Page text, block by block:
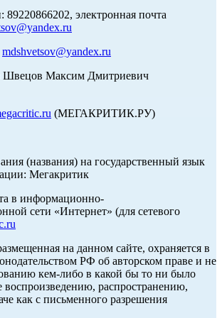
89220866202, электронная почта
mdshvetsov@yandex.ru
Швецов Максим Дмитриевич
(МЕГАКРИТИК.РУ)
(названия) на государственный язык
Мегакритик
в информационно-
сети «Интернет» (для сетевого
на данном сайте, охраняется в
РФ об авторском праве и не
кем-либо в какой бы то ни было
воспроизведению, распространению,
как с письменного разрешения